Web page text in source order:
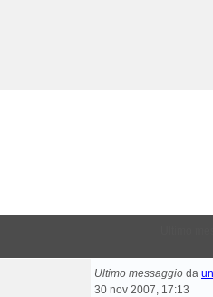
Ultimo messaggio da
30 nov 2007, 17:13